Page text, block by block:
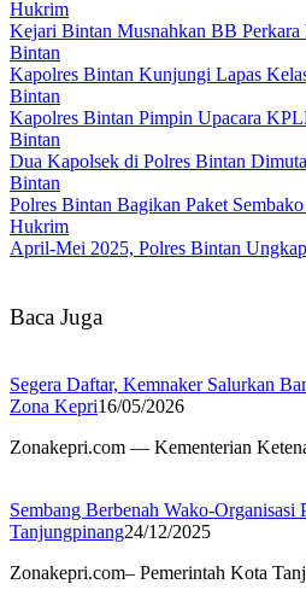
Hukrim
Kejari Bintan Musnahkan BB
Bintan
Kapolres Bintan Kunjungi Lapas
Bintan
Kapolres Bintan Pimpin Upacara
Bintan
Dua Kapolsek di Polres Bintan
Bintan
Polres Bintan Bagikan Paket
Hukrim
April-Mei 2025, Polres Bintan
Baca Juga
Segera Daftar, Kemnaker Salurkan
Zona Kepri16/05/2026
Zonakepri.com — Kementerian
Sembang Berbenah Wako-
Tanjungpinang24/12/2025
Zonakepri.com– Pemerintah Kota